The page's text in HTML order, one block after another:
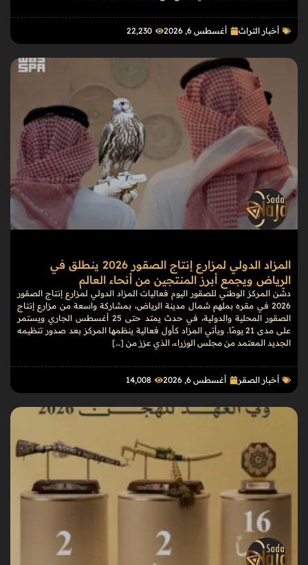
أخبار التراث أغسطس 6, 2026 22٬230
المزاد الدولي لمزارع إنتاج الصقور 2026 ينطلق في
الرياض ويجمع أبرز المنتجين من أنحاء العالم
دشّن المركز الوطني للصقور اليوم فعاليات المزاد الدولي لمزارع إنتاج الصقور
2026 في مقره بملهم شمال مدينة الرياض، بمشاركة واسعة من مزارع إنتاج
الصقور المحلية والدولية، في حدث يمتد حتى 25 أغسطس الجاري ويستمر
على مدى 21 يومًا. ويأتي المزاد كأول فعالية ينظمها المركز بعد صدور تنظيمه
الجديد المعتمد من مجلس الوزراء، الذي عزز من […]
أخبار الصقر أغسطس 6, 2026 14٬008